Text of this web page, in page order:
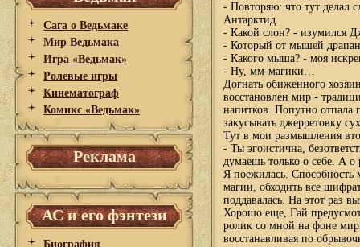
Сага о Ведьмаке
Мир Ведьмака
Игра «Ведьмак»
Ролевые игры
Кинематограф
Комикс «Ведьмак»
Реклама
АС и его фэнтези
Биография
- Повторяю: что тут делал
Антарктид.
- Какой слон? - изумился
- Который от мышей
- Какого мыша? - моя
- Ну, мм-магики…
Догнать обиженного
восстановлен мир -
напитков. Попутно отпала
закусывать джерретовку
Тут в мои размышления
- Ты эгоистична,
думаешь только о себе. А о
Я поежилась. Способность
магии, обходить все
поддавалась. На этот раз
Хорошо еще, Гай
ролик со мной на фоне
восстанавливая по